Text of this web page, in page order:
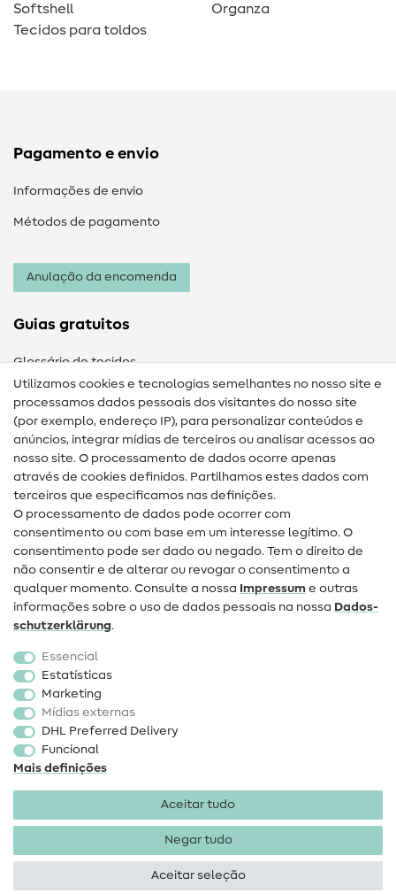
Softshell
Tecidos para toldos
Organza
Pagamento e envio
Informações de envio
Métodos de pagamento
Anulação da encomenda
Guias gratuitos
Glossário de tecidos
Guias de costura
Ajuda e contacto
Contacto
Mudança de proprietário
Perguntas frequentes (FAQ)
Direito de cancelamento
Popular
Tecidos
Acessórios de costura
Promoção
Utilizamos cookies e tecnologias semelhantes no nosso site e
processamos dados pessoais dos visitantes do nosso site
(por exemplo, endereço IP), para personalizar conteúdos e
anúncios, integrar mídias de terceiros ou analisar acessos ao
nosso site. O processamento de dados ocorre apenas
através de cookies definidos. Partilhamos estes dados com
terceiros que especificamos nas definições.
O processamento de dados pode ocorrer com
consentimento ou com base em um interesse legítimo. O
consentimento pode ser dado ou negado. Tem o direito de
não consentir e de alterar ou revogar o consentimento a
qualquer momento. Consulte a nossa Impressum e outras
informações sobre o uso de dados pessoais na nossa Dados­
schutz­erklärung.
Essencial
Estatísticas
Marketing
Mídias externas
DHL Preferred Delivery
Funcional
Mais definições
Aceitar tudo
Negar tudo
Aceitar seleção
Proteção de dados
condições
Direito de rescisão
Direitos de autor 2026 SewIY GmbH